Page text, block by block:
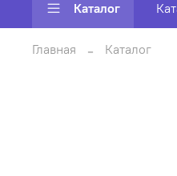
Каталог
Главная Каталог